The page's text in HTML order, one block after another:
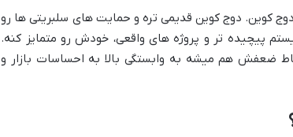
کوین. دوج کوین قدیمی تره و حمایت های سلبریتی ها رو
پیچیده تر و پروژه های واقعی، خودش رو متمایز کنه.
ضعفش هم میشه به وابستگی بالا به احساسات بازار و